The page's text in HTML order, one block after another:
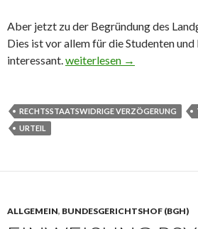
Aber jetzt zu der Begründung des
Dies ist vor allem für die Studenten
interessant.Kompensation wegen
weiterlesen →
RECHTSSTAATSWIDRIGE VERZÖGERUNG
URTEIL
ALLGEMEIN, BUNDESGERICHTSHOF (BGH)